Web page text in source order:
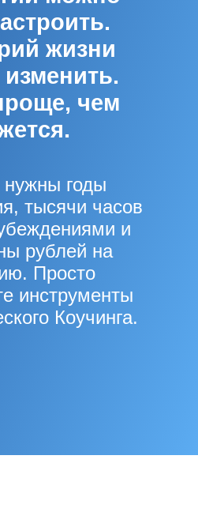
жизни
чем
годы
тысячи часов
и
рублей на
Просто
инструменты
Коучинга.